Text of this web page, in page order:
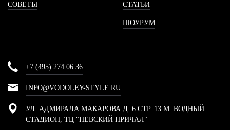
СОВЕТЫ СТАТЬИ
ШОУРУМ
+7 (495) 274 06 36
INFO@VODOLEY-STYLE.RU
УЛ. АДМИРАЛА МАКАРОВА Д. 6 СТР. 13 М. ВОДНЫЙ
СТАДИОН, ТЦ "НЕВСКИЙ ПРИЧАЛ"